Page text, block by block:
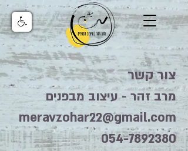
צור קשר
מרב זהר - עיצוב מבפנים
meravzohar22@gmail.com
054-7892380